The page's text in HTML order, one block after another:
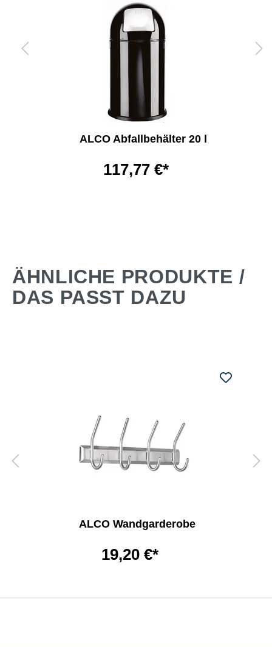
ALCO Abfallbehälter 20 l
117,77 €*
ÄHNLICHE PRODUKTE /
DAS PASST DAZU
ALCO Wandgarderobe
19,20 €*